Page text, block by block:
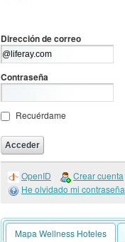
Dirección de correo
Contraseña
Recuérdame
OpenID
Crear cuenta
He olvidado mi contraseña
Mapa Wellness Hoteles